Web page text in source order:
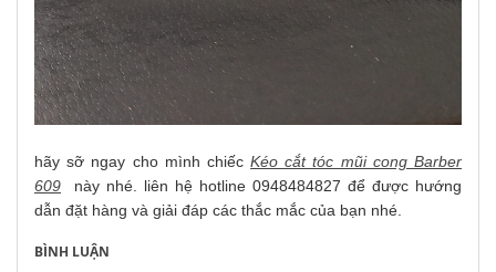
hãy sỡ ngay cho mình chiếcKéo cắt tóc mũi cong Barber
609
này nhé. liên hệ hotline 0948484827 để được hướng
dẫn đặt hàng và giải đáp các thắc mắc của bạn nhé.
BÌNH LUẬN